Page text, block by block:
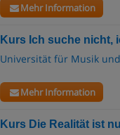
Mehr Information
Kurs Ich suche nicht,
Universität für Musik
Mehr Information
Kurs Die Realität ist